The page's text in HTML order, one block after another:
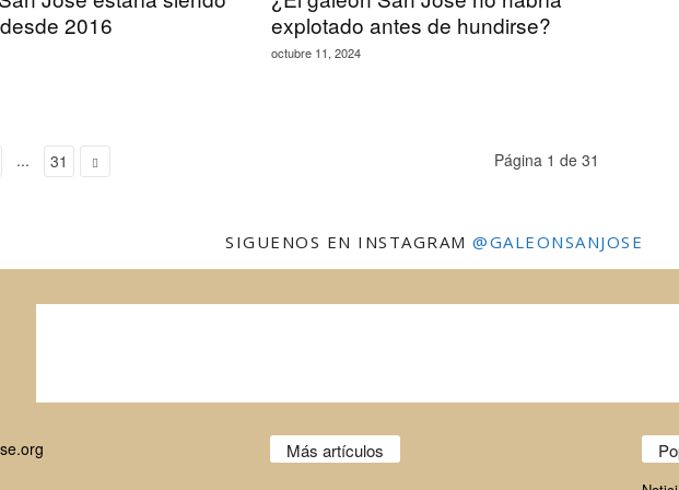
2016
explotado antes de hundirse?
octubre 11, 2024
... 31 Página 1 de 31
SIGUENOS EN INSTAGRAM @GALEONSANJOSE
Más artículos